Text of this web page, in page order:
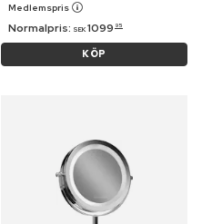
Medlemspris
Normalpris: SEK 1099 95
KÖP